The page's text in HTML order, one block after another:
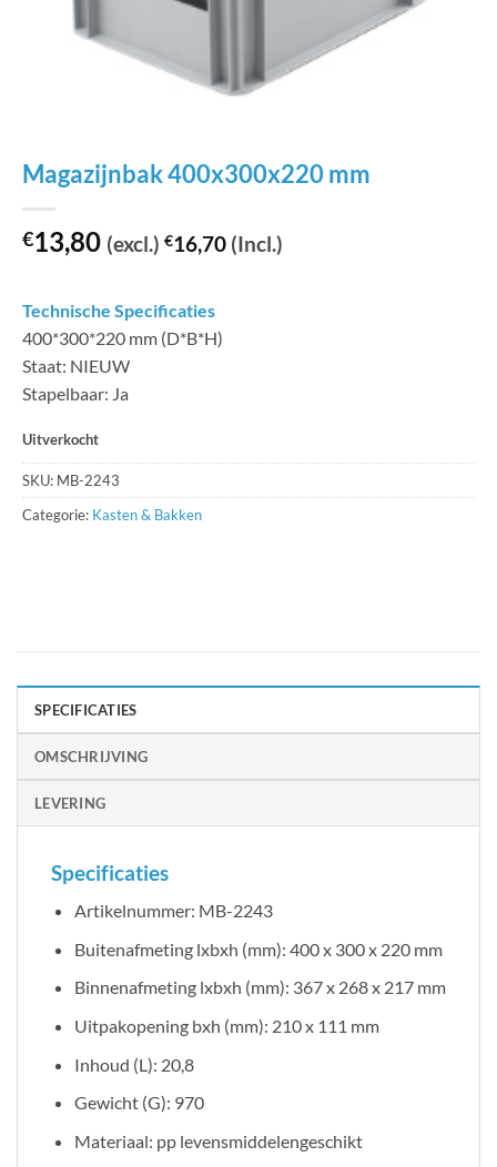
Magazijnbak 400x300x220 mm
€13,80 (excl.) €16,70 (Incl.)
Technische Specificaties
400*300*220 mm (D*B*H)
Staat: NIEUW
Stapelbaar: Ja
Uitverkocht
SKU: MB-2243
Categorie: Kasten & Bakken
SPECIFICATIES
OMSCHRIJVING
LEVERING
Specificaties
Artikelnummer: MB-2243
Buitenafmeting lxbxh (mm): 400 x 300 x 220 mm
Binnenafmeting lxbxh (mm): 367 x 268 x 217 mm
Uitpakopening bxh (mm): 210 x 111 mm
Inhoud (L): 20,8
Gewicht (G): 970
Materiaal: pp levensmiddelengeschikt